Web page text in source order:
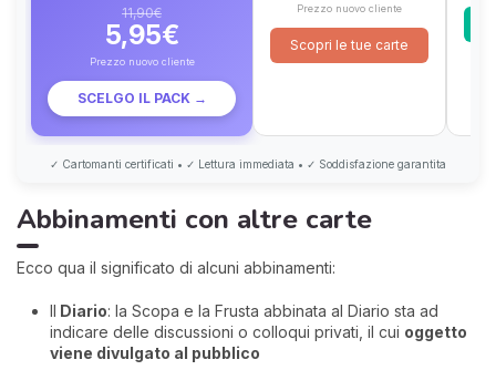
11,90€
5,95€
Prezzo nuovo cliente
SCELGO IL PACK →
Prezzo nuovo cliente
Scopri le tue carte
✓ Cartomanti certificati • ✓ Lettura immediata • ✓ Soddisfazione garantita
Abbinamenti con altre carte
Ecco qua il significato di alcuni abbinamenti:
Il Diario: la Scopa e la Frusta abbinata al Diario sta ad
indicare delle discussioni o colloqui privati, il cui oggetto
viene divulgato al pubblico